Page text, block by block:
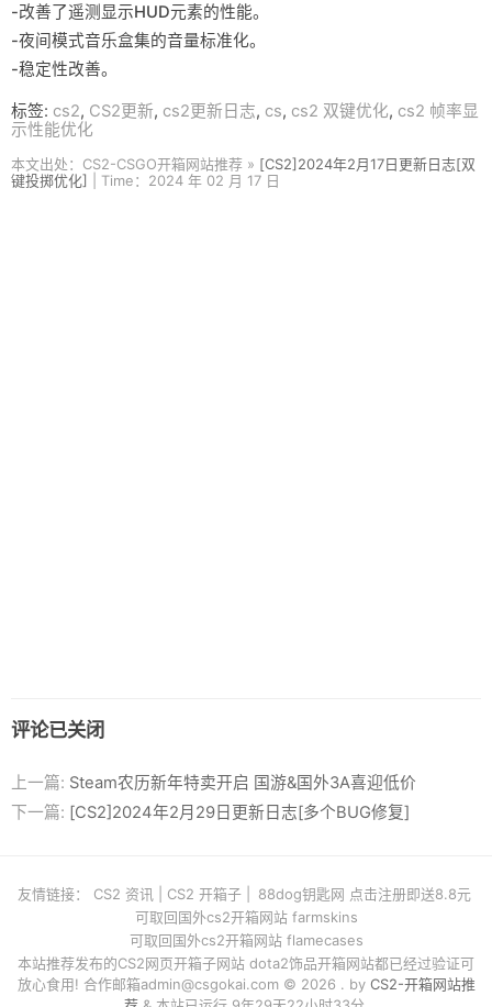
-改善了遥测显示HUD元素的性能。
-夜间模式音乐盒集的音量标准化。
-稳定性改善。
标签: cs2, CS2更新, cs2更新日志, cs, cs2 双键优化, cs2 帧率显
示性能优化
本文出处：CS2-CSGO开箱网站推荐 » [CS2]2024年2月17日更新日志[双
键投掷优化]
| Time：2024 年 02 月 17 日
评论已关闭
上一篇: Steam农历新年特卖开启 国游&国外3A喜迎低价
下一篇: [CS2]2024年2月29日更新日志[多个BUG修复]
友情链接： CS2 资讯 CS2 开箱子
88dog钥匙网 点击注册即送8.8元
可取回国外cs2开箱网站 farmskins
可取回国外cs2开箱网站 flamecases
本站推荐发布的CS2网页开箱子网站 dota2饰品开箱网站都已经过验证可
放心食用! 合作邮箱admin@csgokai.com© 2026 . by CS2-开箱网站推